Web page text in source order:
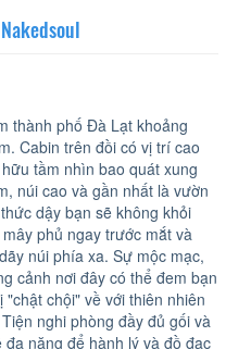
thành phố Đà Lạt khoảng
Cabin trên đồi có vị trí cao
tầm nhìn bao quát xung
núi cao và gần nhất là vườn
dậy bạn sẽ không khỏi
phủ ngay trước mắt và
núi phía xa. Sự mộc mạc,
cảnh nơi đây có thể đem bạn
chội" về với thiên nhiên
nghi phòng đầy đủ gối và
năng để hành lý và đồ đạc